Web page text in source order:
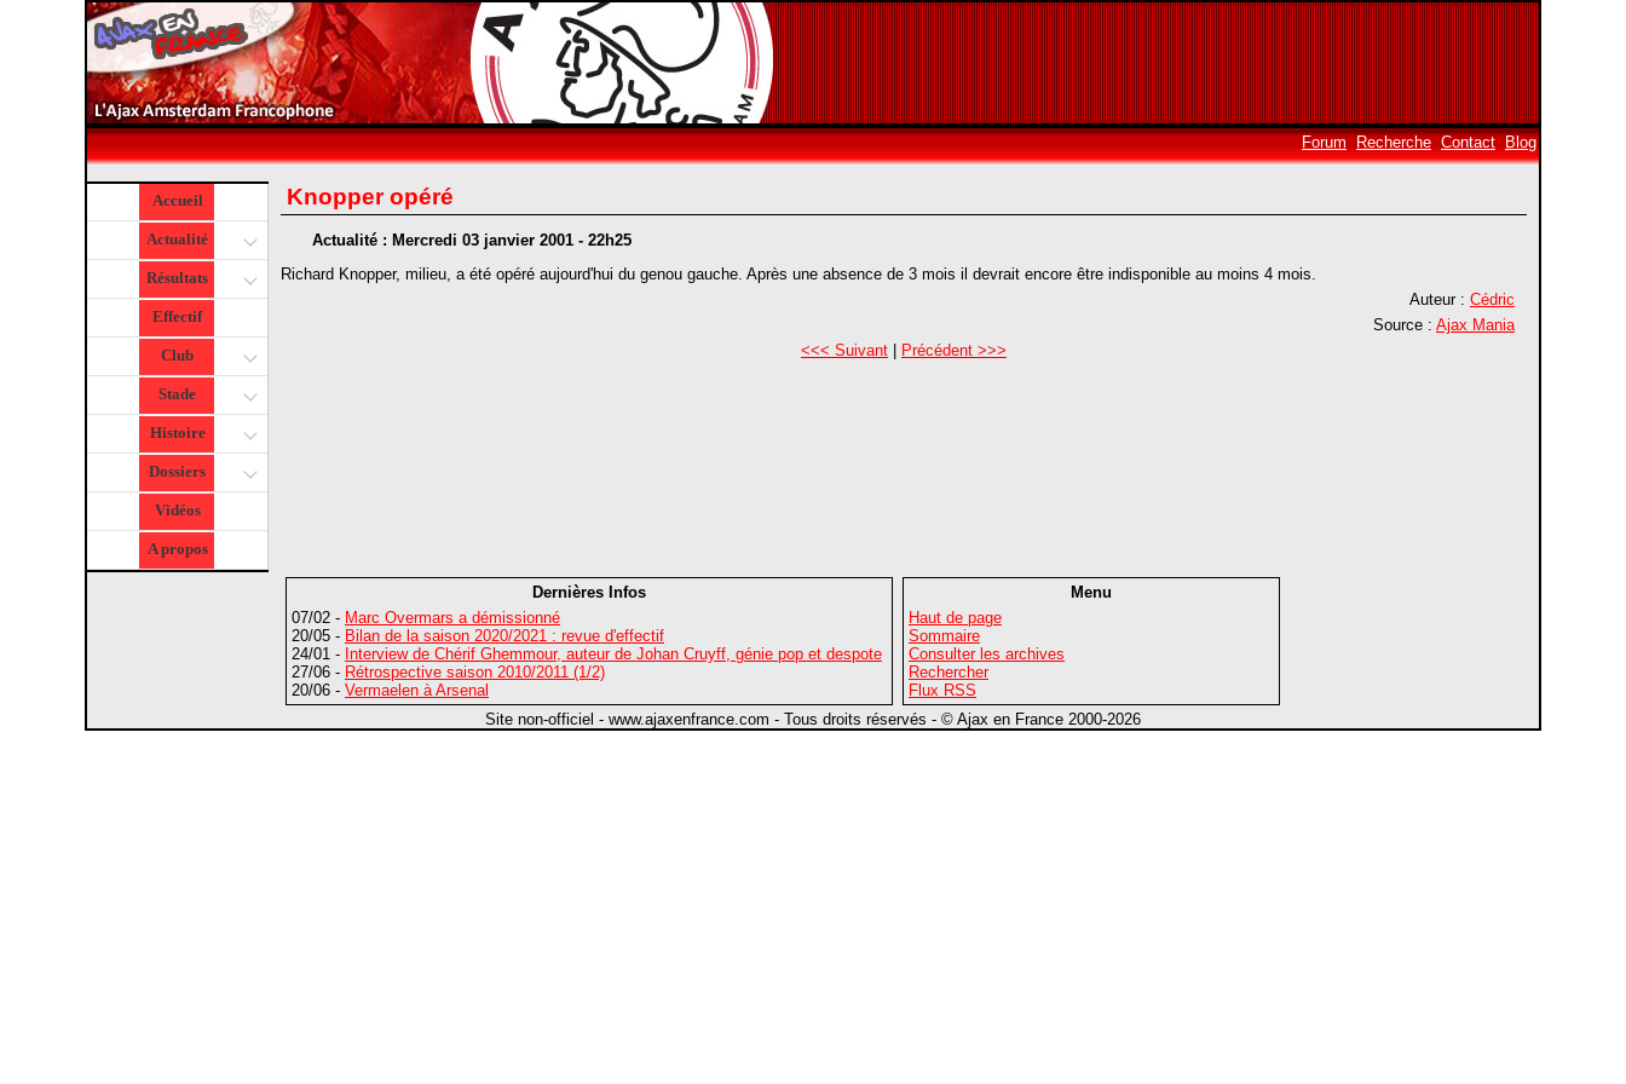
Forum Recherche Contact Blog
Accueil
Actualité
Résultats
Effectif
Club
Stade
Histoire
Dossiers
Vidéos
A propos
Knopper opéré
Actualité : Mercredi 03 janvier 2001 - 22h25
Richard Knopper, milieu, a été opéré aujourd'hui du genou gauche. Après une absence de 3 mois il devrait encore être indisponible au moins 4 mois.
Auteur : Cédric
Source : Ajax Mania
<<< Suivant | Précédent >>>
Dernières Infos
07/02 - Marc Overmars a démissionné
20/05 - Bilan de la saison 2020/2021 : revue d'effectif
24/01 - Interview de Chérif Ghemmour, auteur de Johan Cruyff, génie pop et despote
27/06 - Rétrospective saison 2010/2011 (1/2)
20/06 - Vermaelen à Arsenal
Menu
Haut de page
Sommaire
Consulter les archives
Rechercher
Flux RSS
Site non-officiel - www.ajaxenfrance.com - Tous droits réservés - © Ajax en France 2000-2026